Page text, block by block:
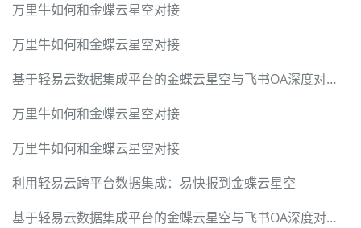
万里牛如何和金蝶云星空对接
万里牛如何和金蝶云星空对接
基于轻易云数据集成平台的金蝶云星空与飞书OA深度对接技术实战手册
万里牛如何和金蝶云星空对接
万里牛如何和金蝶云星空对接
利用轻易云跨平台数据集成：易快报到金蝶云星空
基于轻易云数据集成平台的金蝶云星空与飞书OA深度对接技术实战手册